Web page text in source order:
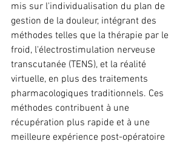
mis sur l'individualisation du plan de
gestion de la douleur, intégrant des
méthodes telles que la thérapie par le
froid, l'électrostimulation nerveuse
transcutanée (TENS), et la réalité
virtuelle, en plus des traitements
pharmacologiques traditionnels. Ces
méthodes contribuent à une
récupération plus rapide et à une
meilleure expérience post-opératoire